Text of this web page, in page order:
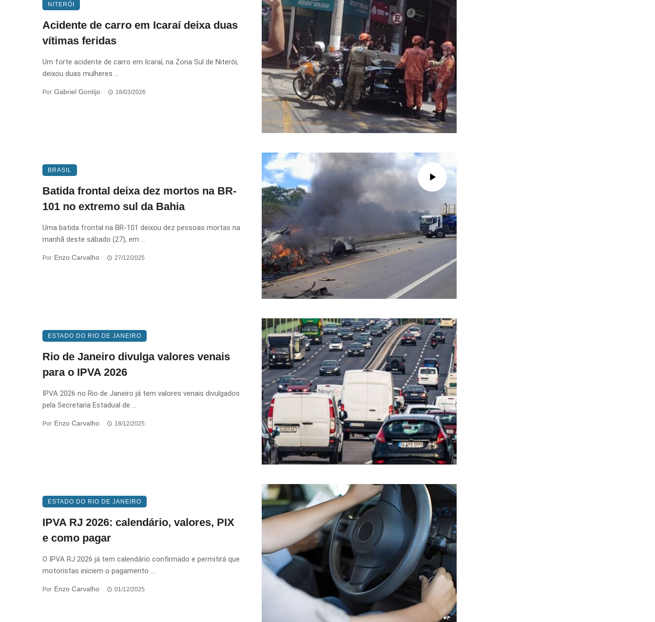
NITERÓI
Acidente de carro em Icaraí deixa duas
vítimas feridas
Um forte acidente de carro em Icaraí, na Zona Sul de Niterói,
deixou duas mulheres ...
Por Gabriel Gontijo 18/03/2026
BRASIL
Batida frontal deixa dez mortos na BR-
101 no extremo sul da Bahia
Uma batida frontal na BR-101 deixou dez pessoas mortas na
manhã deste sábado (27), em ...
Por Enzo Carvalho 27/12/2025
ESTADO DO RIO DE JANEIRO
Rio de Janeiro divulga valores venais
para o IPVA 2026
IPVA 2026 no Rio de Janeiro já tem valores venais divulgados
pela Secretaria Estadual de ...
Por Enzo Carvalho 18/12/2025
ESTADO DO RIO DE JANEIRO
IPVA RJ 2026: calendário, valores, PIX
e como pagar
O IPVA RJ 2026 já tem calendário confirmado e permitirá que
motoristas iniciem o pagamento ...
Por Enzo Carvalho 01/12/2025